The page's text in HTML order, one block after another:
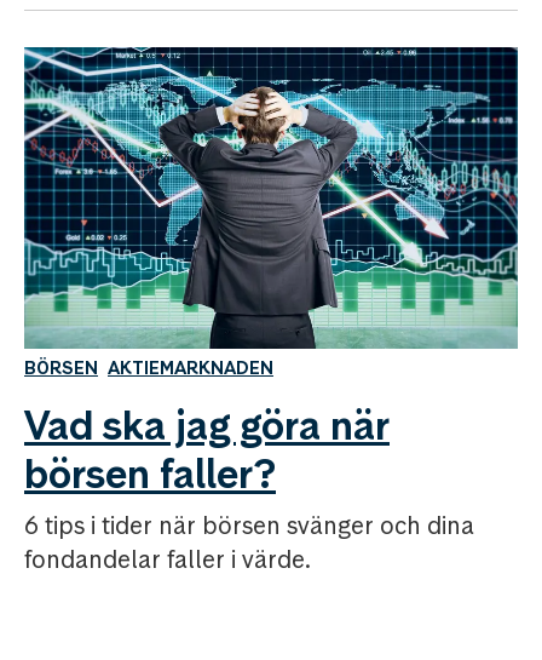
BÖRSEN AKTIEMARKNADEN
Vad ska jag göra när
börsen faller?
6 tips i tider när börsen svänger och dina
fondandelar faller i värde.